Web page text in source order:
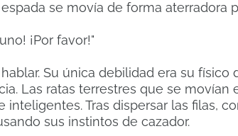
se movía de forma aterradora
¡Por favor!"
Su única debilidad era su
Las ratas terrestres que se
inteligentes. Tras dispersar las filas,
sus instintos de cazador.